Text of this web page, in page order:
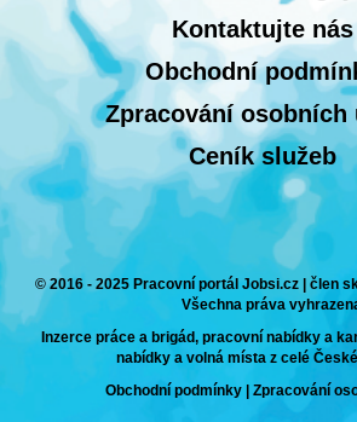
Kontaktujte nás
Obchodní
Zpracování osobních
Ceník služeb
© 2016 - 2025 Pracovní portál Jobsi.cz | člen
Všechna práva
Inzerce práce a brigád, pracovní nabídky a
nabídky a volná místa z celé
Obchodní podmínky| Zpracování